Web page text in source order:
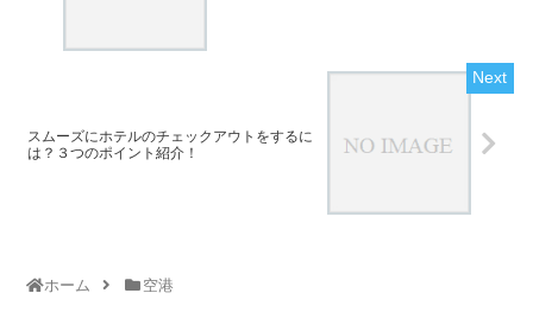
スムーズにホテルのチェックアウトをするに
は？３つのポイント紹介！
ホーム 空港